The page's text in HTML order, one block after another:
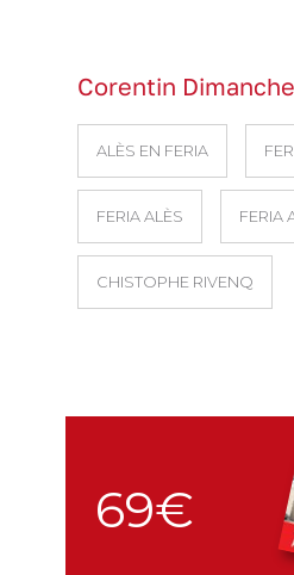
Corentin Dimanche
ALÈS EN FERIA
FERIA ALÈS FERIA
CHISTOPHE RIVENQ
69€